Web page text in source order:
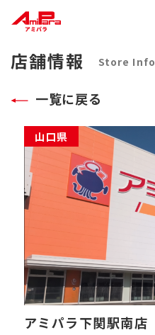
店舗情報 Store Info
一覧に戻る
山口県
アミパラ下関駅南店